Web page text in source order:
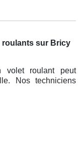
roulants sur Bricy
volet roulant peut
Nos techniciens